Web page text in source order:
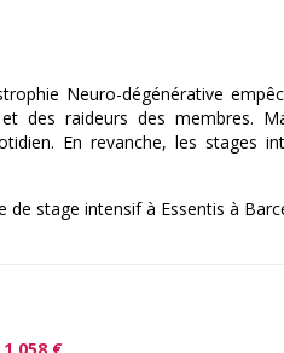
Neuro-dégénérative
des raideurs des membres.
En revanche, les stages
stage intensif à Essentis à